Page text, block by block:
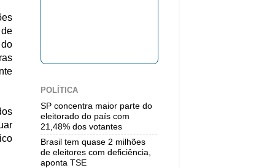
POLÍTICA
SP concentra maior parte do
eleitorado do país com
21,48% dos votantes
Brasil tem quase 2 milhões
de eleitores com deficiência,
aponta TSE